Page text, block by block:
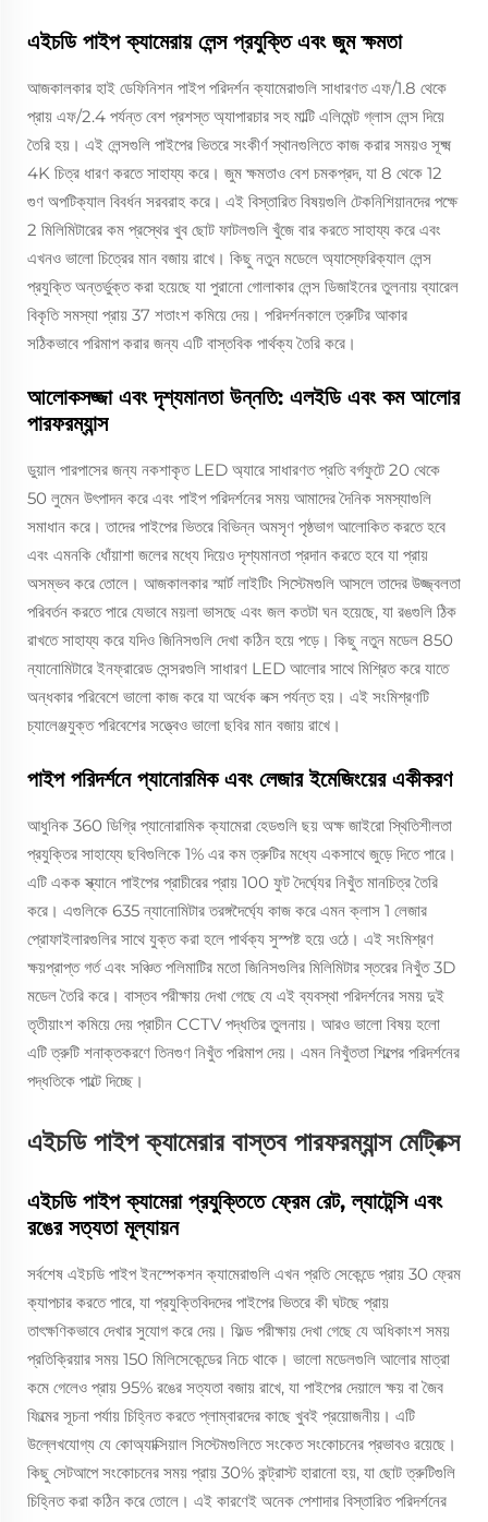
এইচডি পাইপ ক্যামেরায় লেন্স প্রযুক্তি এবং জুম ক্ষমতা
আজকালকার হাই ডেফিনিশন পাইপ পরিদর্শন ক্যামেরাগুলি সাধারণত এফ/1.8 থেকে
প্রায় এফ/2.4 পর্যন্ত বেশ প্রশস্ত অ্যাপারচার সহ মাল্টি এলিমেন্ট গ্লাস লেন্স দিয়ে
তৈরি হয়। এই লেন্সগুলি পাইপের ভিতরে সংকীর্ণ স্থানগুলিতে কাজ করার সময়ও সূক্ষ্ম
4K চিত্র ধারণ করতে সাহায্য করে। জুম ক্ষমতাও বেশ চমকপ্রদ, যা 8 থেকে 12
গুণ অপটিক্যাল বিবর্ধন সরবরাহ করে। এই বিস্তারিত বিষয়গুলি টেকনিশিয়ানদের পক্ষে
2 মিলিমিটারের কম প্রস্থের খুব ছোট ফাটলগুলি খুঁজে বার করতে সাহায্য করে এবং
এখনও ভালো চিত্রের মান বজায় রাখে। কিছু নতুন মডেলে অ্যাস্ফেরিক্যাল লেন্স
প্রযুক্তি অন্তর্ভুক্ত করা হয়েছে যা পুরানো গোলাকার লেন্স ডিজাইনের তুলনায় ব্যারেল
বিকৃতি সমস্যা প্রায় 37 শতাংশ কমিয়ে দেয়। পরিদর্শনকালে ত্রুটির আকার
সঠিকভাবে পরিমাপ করার জন্য এটি বাস্তবিক পার্থক্য তৈরি করে।
আলোকসজ্জা এবং দৃশ্যমানতা উন্নতি: এলইডি এবং কম আলোর
পারফরম্যান্স
ডুয়াল পারপাসের জন্য নকশাকৃত LED অ্যারে সাধারণত প্রতি বর্গফুটে 20 থেকে
50 লুমেন উৎপাদন করে এবং পাইপ পরিদর্শনের সময় আমাদের দৈনিক সমস্যাগুলি
সমাধান করে। তাদের পাইপের ভিতরে বিভিন্ন অমসৃণ পৃষ্ঠভাগ আলোকিত করতে হবে
এবং এমনকি ধোঁয়াশা জলের মধ্যে দিয়েও দৃশ্যমানতা প্রদান করতে হবে যা প্রায়
অসম্ভব করে তোলে। আজকালকার স্মার্ট লাইটিং সিস্টেমগুলি আসলে তাদের উজ্জ্বলতা
পরিবর্তন করতে পারে যেভাবে ময়লা ভাসছে এবং জল কতটা ঘন হয়েছে, যা রঙগুলি ঠিক
রাখতে সাহায্য করে যদিও জিনিসগুলি দেখা কঠিন হয়ে পড়ে। কিছু নতুন মডেল 850
ন্যানোমিটারে ইনফ্রারেড সেন্সরগুলি সাধারণ LED আলোর সাথে মিশ্রিত করে যাতে
অন্ধকার পরিবেশে ভালো কাজ করে যা অর্ধেক লক্স পর্যন্ত হয়। এই সংমিশ্রণটি
চ্যালেঞ্জযুক্ত পরিবেশের সত্ত্বেও ভালো ছবির মান বজায় রাখে।
পাইপ পরিদর্শনে প্যানোরমিক এবং লেজার ইমেজিংয়ের একীকরণ
আধুনিক 360 ডিগ্রি প্যানোরামিক ক্যামেরা হেডগুলি ছয় অক্ষ জাইরো স্থিতিশীলতা
প্রযুক্তির সাহায্যে ছবিগুলিকে 1% এর কম ত্রুটির মধ্যে একসাথে জুড়ে দিতে পারে।
এটি একক স্ক্যানে পাইপের প্রাচীরের প্রায় 100 ফুট দৈর্ঘ্যের নিখুঁত মানচিত্র তৈরি
করে। এগুলিকে 635 ন্যানোমিটার তরঙ্গদৈর্ঘ্যে কাজ করে এমন ক্লাস 1 লেজার
প্রোফাইলারগুলির সাথে যুক্ত করা হলে পার্থক্য সুস্পষ্ট হয়ে ওঠে। এই সংমিশ্রণ
ক্ষয়প্রাপ্ত গর্ত এবং সঞ্চিত পলিমাটির মতো জিনিসগুলির মিলিমিটার স্তরের নিখুঁত 3D
মডেল তৈরি করে। বাস্তব পরীক্ষায় দেখা গেছে যে এই ব্যবস্থা পরিদর্শনের সময় দুই
তৃতীয়াংশ কমিয়ে দেয় প্রাচীন CCTV পদ্ধতির তুলনায়। আরও ভালো বিষয় হলো
এটি ত্রুটি শনাক্তকরণে তিনগুণ নিখুঁত পরিমাপ দেয়। এমন নিখুঁততা শিল্পের পরিদর্শনের
পদ্ধতিকে পাল্টে দিচ্ছে।
এইচডি পাইপ ক্যামেরার বাস্তব পারফরম্যান্স মেট্রিক্স
এইচডি পাইপ ক্যামেরা প্রযুক্তিতে ফ্রেম রেট, ল্যাটেন্সি এবং
রঙের সত্যতা মূল্যায়ন
সর্বশেষ এইচডি পাইপ ইনস্পেকশন ক্যামেরাগুলি এখন প্রতি সেকেন্ডে প্রায় 30 ফ্রেম
ক্যাপচার করতে পারে, যা প্রযুক্তিবিদদের পাইপের ভিতরে কী ঘটছে প্রায়
তাৎক্ষণিকভাবে দেখার সুযোগ করে দেয়। ফিল্ড পরীক্ষায় দেখা গেছে যে অধিকাংশ সময়
প্রতিক্রিয়ার সময় 150 মিলিসেকেন্ডের নিচে থাকে। ভালো মডেলগুলি আলোর মাত্রা
কমে গেলেও প্রায় 95% রঙের সত্যতা বজায় রাখে, যা পাইপের দেয়ালে ক্ষয় বা জৈব
ফিল্মের সূচনা পর্যায় চিহ্নিত করতে প্লাম্বারদের কাছে খুবই প্রয়োজনীয়। এটি
উল্লেখযোগ্য যে কোঅ্যাক্সিয়াল সিস্টেমগুলিতে সংকেত সংকোচনের প্রভাবও রয়েছে।
কিছু সেটআপে সংকোচনের সময় প্রায় 30% কন্ট্রাস্ট হারানো হয়, যা ছোট ত্রুটিগুলি
চিহ্নিত করা কঠিন করে তোলে। এই কারণেই অনেক পেশাদার বিস্তারিত পরিদর্শনের